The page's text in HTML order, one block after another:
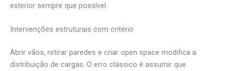
exterior sempre que possível.
Intervenções estruturais com critério
Abrir vãos, retirar paredes e criar open space modifica a
distribuição de cargas. O erro clássico é assumir que